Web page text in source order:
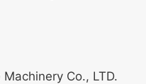
Co., LTD.